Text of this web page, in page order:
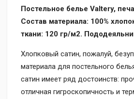
Постельное белье Valtery,
Состав материала: 100%
ткани: 120 гр/м2.
Хлопковый сатин, пожалуй,
материала для постельного
сатин имеет ряд достоинств:
отличная гигроскопичность и